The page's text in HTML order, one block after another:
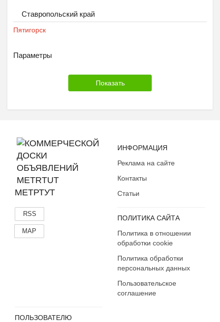
Ставропольский край
Пятигорск
Параметры
МЕТРТУТ
RSS
MAP
ИНФОРМАЦИЯ
Реклама на сайте
Контакты
Статьи
ПОЛИТИКА САЙТА
Политика в отношении
обработки cookie
Политика обработки
персональных данных
Пользовательское
соглашение
ПОЛЬЗОВАТЕЛЮ